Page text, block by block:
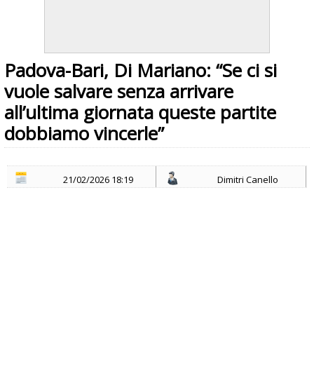
Padova-Bari, Di Mariano: “Se ci si
vuole salvare senza arrivare
all’ultima giornata queste partite
dobbiamo vincerle”
21/02/2026 18:19 Dimitri Canello